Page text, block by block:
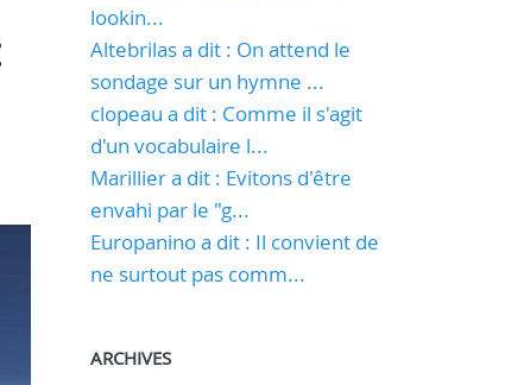
lookin...
Altebrilas a dit : On attend le
sondage sur un hymne ...
clopeau a dit : Comme il s'agit
d'un vocabulaire l...
Marillier a dit : Evitons d'être
envahi par le "g...
Europanino a dit : Il convient de
ne surtout pas comm...
ARCHIVES